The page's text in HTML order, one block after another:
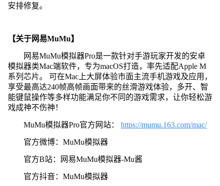
安排修复。
【关于网易MuMu】
网易MuMu模拟器Pro是一款针对手游玩家开发的安卓
模拟器类Mac端软件，专为macOS打造，率先适配Apple M
系列芯片。 可在Mac上大屏体验市面主流手机游戏及应用，
享受最高达240帧高帧画面带来的丝滑游戏体验，多开、智
能键鼠操作等多样功能满足你不同的游戏需求，让你轻松游
戏成神不伤神！
MuMu模拟器Pro官方网站： https://mumu.163.com/mac/
官方微博：MuMu模拟器
官方B站：网易MuMu模拟器-Mu酱
官方抖音：MuMu模拟器